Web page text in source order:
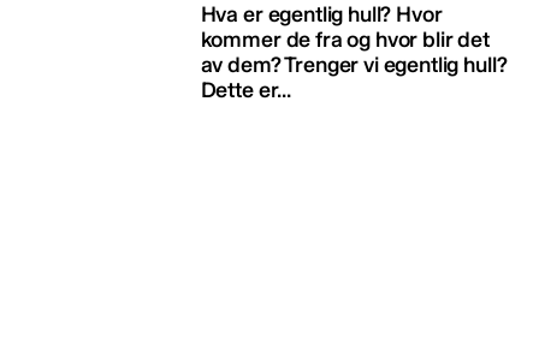
Hva er egentlig hull? Hvor
kommer de fra og hvor blir det
av dem? Trenger vi egentlig hull?
Dette er...